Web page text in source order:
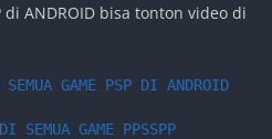
ANDROID bisa tonton video di
GAME PSP DI ANDROID
SEMUA GAME PPSSPP